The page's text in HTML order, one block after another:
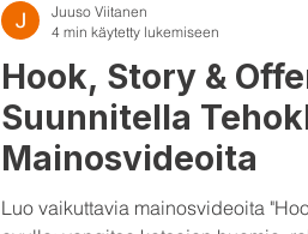
Hook, Story &
Suunnitella
Mainosvideoita
Luo vaikuttavia mainosvideoita
Juuso Viitanen
4 min käytetty lukemiseen